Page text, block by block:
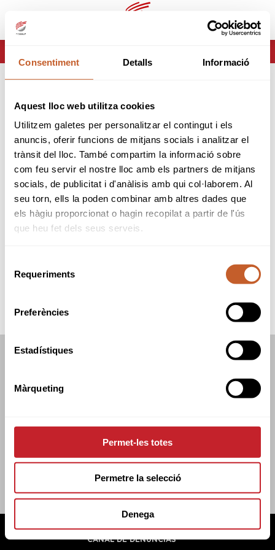
Consentiment Detalls Informació
Aquest lloc web utilitza cookies
Utilitzem galetes per personalitzar el contingut i els
anuncis, oferir funcions de mitjans socials i analitzar el
trànsit del lloc. També compartim la informació sobre
com feu servir el nostre lloc amb els partners de mitjans
socials, de publicitat i d'anàlisis amb qui col·laborem. Al
seu torn, ells la poden combinar amb altres dades que
els hàgiu proporcionat o hagin recopilat a partir de l'ús
que heu fet dels seus serveis.
Requeriments
Preferències
Estadístiques
Màrqueting
Permet-les totes
Permetre la selecció
Denega
es ca
Página no encontrada
Lo sentimos pero la página que estas buscando no
existe o ha cambiado.
volver
C/TUSET 32, 8A PLANTA. 08006 BCN
POLÍTICA DE COOKIES
POLÍTICA DE PRIVACIDAD
CANAL DE DENUNCIAS